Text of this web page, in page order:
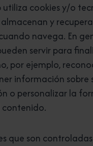
utiliza cookies y/o
y
navega. En
servir para
por ejemplo,
información sobre
o personalizar la
contenido.
que son